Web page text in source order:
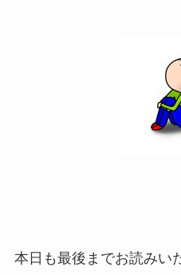
本日も最後までお読みい